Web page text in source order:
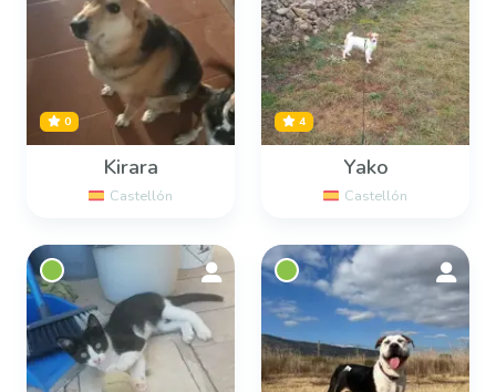
0
Kirara
Castellón
4
Yako
Castellón